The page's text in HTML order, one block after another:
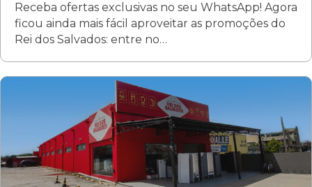
Fanny
Rua Albino Beatriz, 100 - Fanny, Curitiba –PR
Segunda a sábado: 09h00 às 19h00
Domingo: FECHADA
ÚLTIMOS DIAS DE LIQUIDAÇÃO!
(41) 3411-1754
Receba ofertas exclusivas no seu WhatsApp! Agora
ficou ainda mais fácil aproveitar as promoções do
Rei dos Salvados: entre no…